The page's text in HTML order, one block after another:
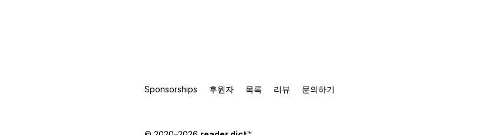
Sponsorships 후원자 목록 리뷰 문의하기